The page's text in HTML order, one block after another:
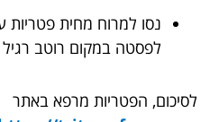
נסו למרוח מחית פטריות
לפסטה במקום רוטב
לסיכום, הפטריות מרפא באתר